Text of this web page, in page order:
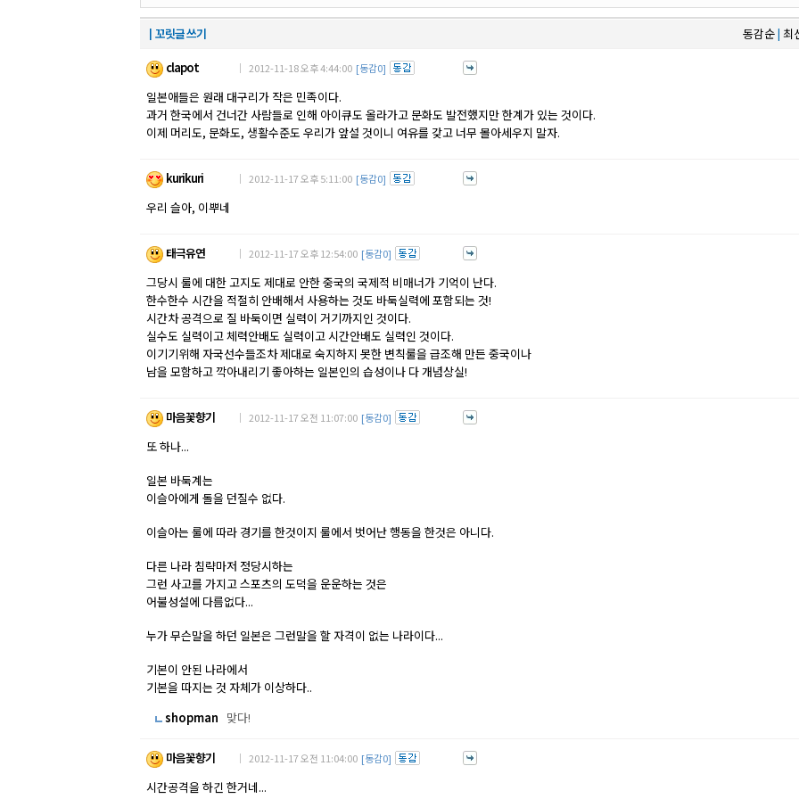
┃꼬릿글 쓰기 동감순| 최
clapot
｜ 2012-11-18 오후 4:44:00 [동감0]
일본애들은 원래 대구리가 작은 민족이다.
과거 한국에서 건너간 사람들로 인해 아이큐도 올라가고 문화도 발전했지만 한계가 있는 것이다.
이제 머리도, 문화도, 생활수준도 우리가 앞설 것이니 여유를 갖고 너무 몰아세우지 말자.
kurikuri ｜ 2012-11-17 오후 5:11:00 [동감0]
우리 슬아, 이뿌네
태극유연 ｜ 2012-11-17 오후 12:54:00 [동감0]
그당시 룰에 대한 고지도 제대로 안한 중국의 국제적 비매너가 기억이 난다.
한수한수 시간을 적절히 안배해서 사용하는 것도 바둑실력에 포함되는 것!
시간차 공격으로 질 바둑이면 실력이 거기까지인 것이다.
실수도 실력이고 체력안배도 실력이고 시간안배도 실력인 것이다.
이기기위해 자국선수들조차 제대로 숙지하지 못한 변칙룰을 급조해 만든 중국이나
남을 모함하고 깍아내리기 좋아하는 일본인의 습성이나 다 개념상실!
마음꽃향기 ｜ 2012-11-17 오전 11:07:00 [동감0]
또 하나...
일본 바둑계는
이슬아에게 돌을 던질수 없다.
이슬아는 룰에 따라 경기를 한것이지 룰에서 벗어난 행동을 한것은 아니다.
다른 나라 침략마저 정당시하는
그런 사고를 가지고 스포츠의 도덕을 운운하는 것은
어불성설에 다름없다...
누가 무슨말을 하던 일본은 그런말을 할 자격이 없는 나라이다...
기본이 안된 나라에서
기본을 따지는 것 자체가 이상하다..
shopman 맞다!
마음꽃향기 ｜ 2012-11-17 오전 11:04:00 [동감0]
시간공격을 하긴 한거네...